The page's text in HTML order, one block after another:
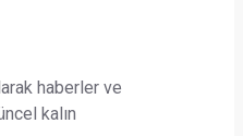
haberler ve
kalın